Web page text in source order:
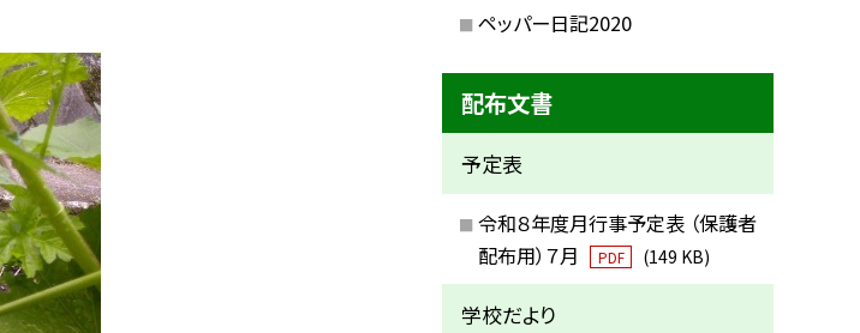
ペッパー日記2020
配布文書
予定表
令和８年度月行事予定表 （保護者
配布用）７月
PDF (149 KB)
学校だより